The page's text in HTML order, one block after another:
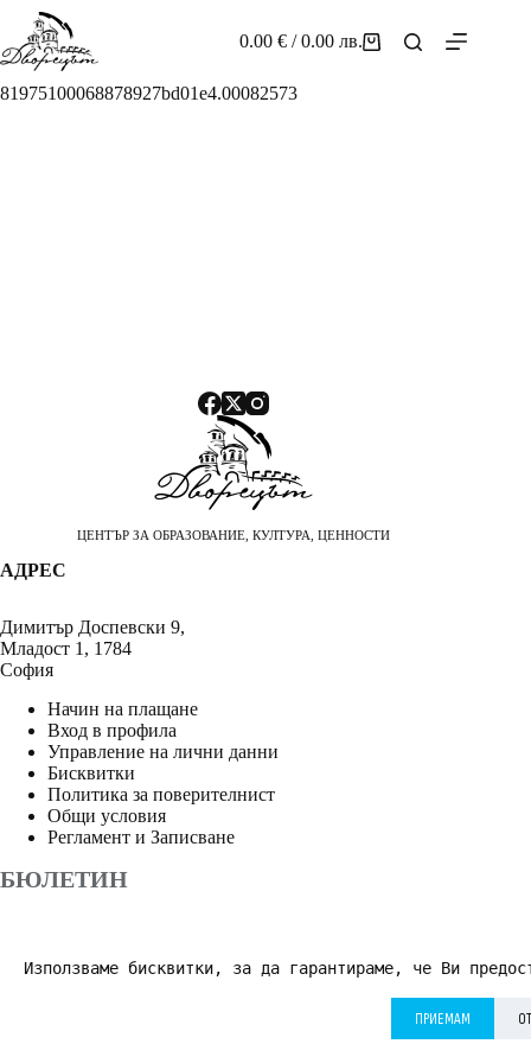
content
Използваме бисквитки, за да гарантираме, че Ви
ПРИЕМАМ
Shopping
0.00€ / 0.00 лв.
81975100068878927bd01e4.00082573
ЦЕНТЪР ЗА ОБРАЗОВАНИЕ, КУЛТУРА, ЦЕННОСТИ
АДРЕС
Димитър Доспевски 9,
Младост 1, 1784
София
Начин на плащане
Вход в профила
Управление на лични данни
Бисквитки
Политика за поверителнист
Общи условия
Регламент и Записване
БЮЛЕТИН
АБОНИРАНЕ